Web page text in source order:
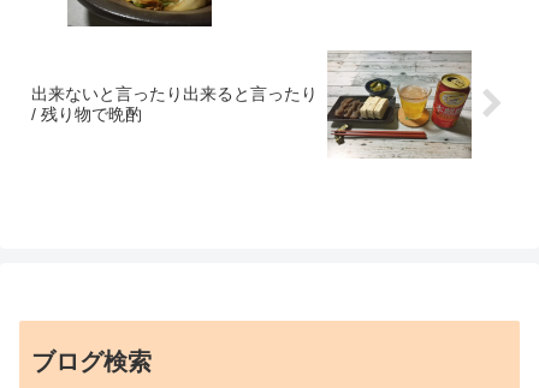
出来ないと言ったり出来ると言ったり
/ 残り物で晩酌
ブログ検索